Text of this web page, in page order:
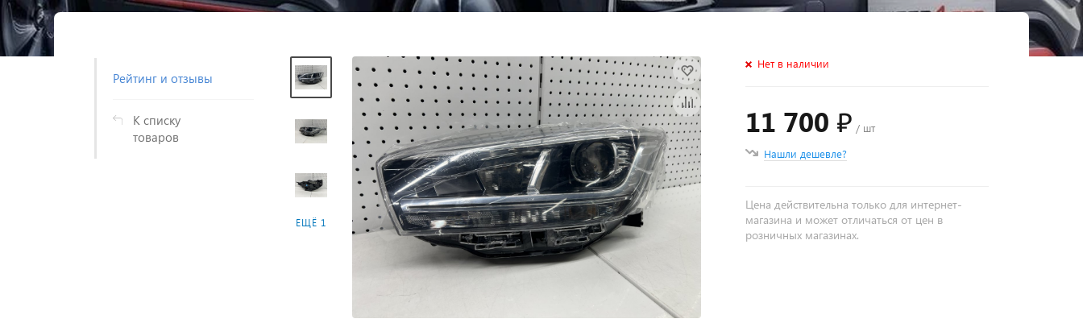
Рейтинг и отзывы
К списку
товаров
ЕЩЁ 1
Нет в наличии
11 700 ₽ / шт
Нашли дешевле?
Цена действительна только для интернет-
магазина и может отличаться от цен в
розничных магазинах.